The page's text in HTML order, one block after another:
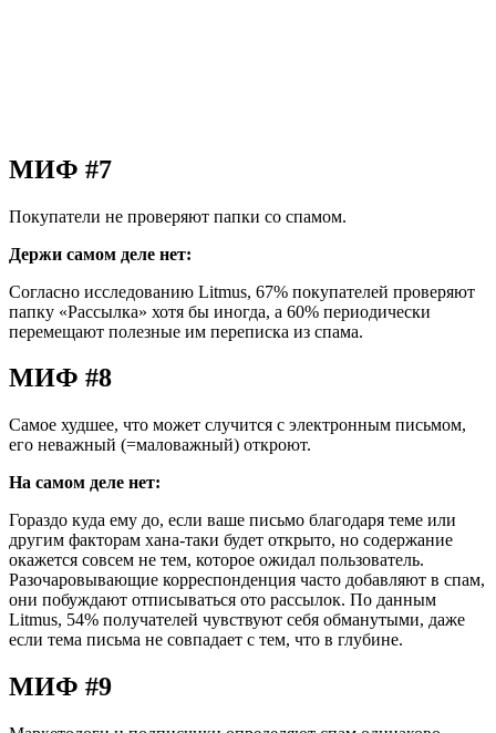
МИФ #7
Покупатели не проверяют папки со спамом.
Держи самом деле нет:
Согласно исследованию Litmus, 67% покупателей проверяют
папку «Рассылка» хотя бы иногда, а 60% периодически
перемещают полезные им переписка из спама.
МИФ #8
Самое худшее, что может случится с электронным письмом,
его неважный (=маловажный) откроют.
На самом деле нет:
Гораздо куда ему до, если ваше письмо благодаря теме или
другим факторам хана-таки будет открыто, но содержание
окажется совсем не тем, которое ожидал пользователь.
Разочаровывающие корреспонденция часто добавляют в спам,
они побуждают отписываться ото рассылок. По данным
Litmus, 54% получателей чувствуют себя обманутыми, даже
если тема письма не совпадает с тем, что в глубине.
МИФ #9